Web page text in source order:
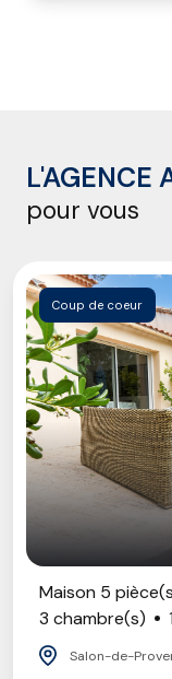
L'AGENCE
pour vous
Coup de coeur
Maison 5
3 chambre(s)
Salon-de-